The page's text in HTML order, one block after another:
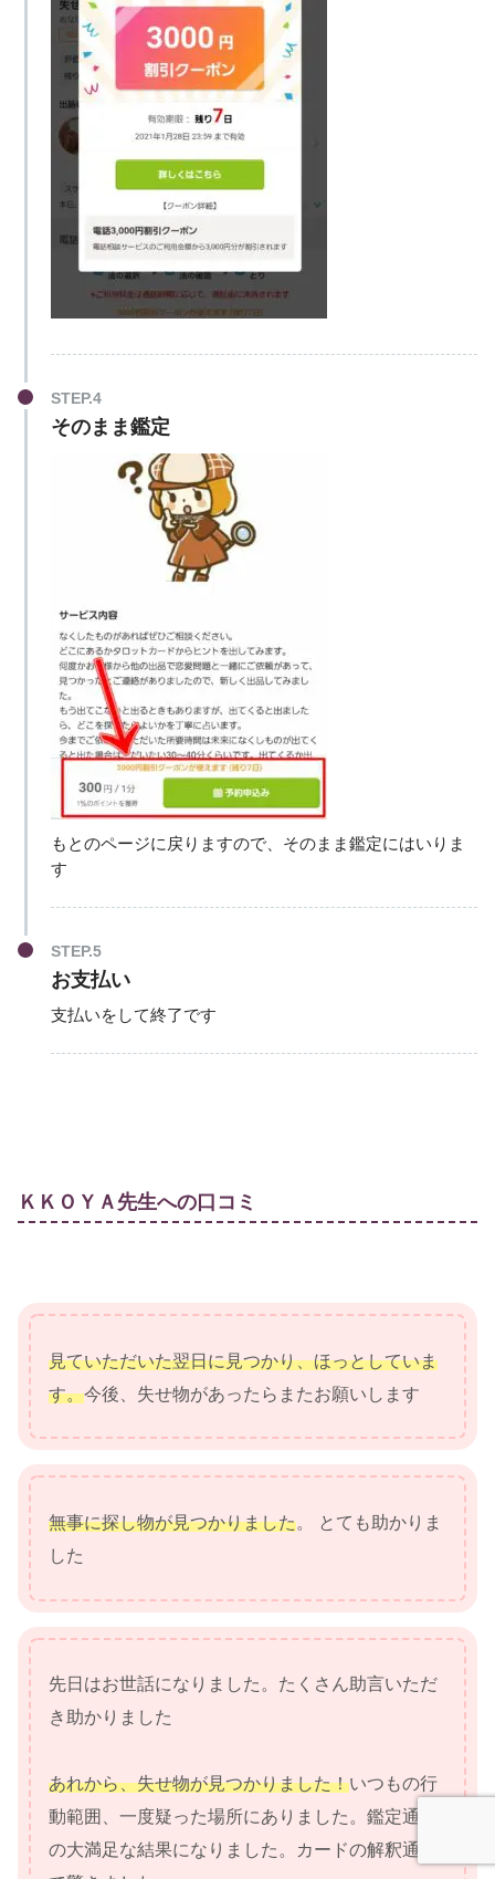
STEP.4
そのまま鑑定
もとのページに戻りますので、そのまま鑑定にはいりま
す
STEP.5
お支払い
支払いをして終了です
ＫＫＯＹＡ先生への口コミ
見ていただいた翌日に見つかり、ほっとしていま
す。今後、失せ物があったらまたお願いします
無事に探し物が見つかりました。 とても助かりま
した
先日はお世話になりました。たくさん助言いただ
き助かりました
あれから、失せ物が見つかりました！いつもの行
動範囲、一度疑った場所にありました。鑑定通り
の大満足な結果になりました。カードの解釈通り